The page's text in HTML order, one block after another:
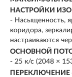
НАСТРОЙКИ
- Насыщенность,
коридора,
настраиваются
ОСНОВНОЙ
- 25 к/с (2048 ×
ПЕРЕКЛЮЧЕНИЕ